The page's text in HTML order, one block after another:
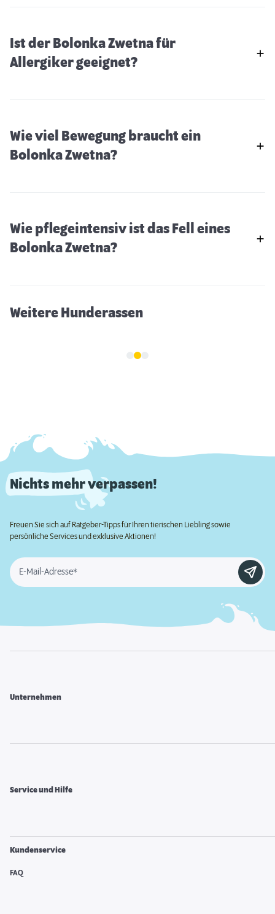
Ist der Bolonka Zwetna für
Allergiker geeignet?
Wie viel Bewegung braucht ein
Bolonka Zwetna?
Wie pflegeintensiv ist das Fell eines
Bolonka Zwetna?
Weitere Hunderassen
Komondor
Nichts mehr verpassen!
Freuen Sie sich auf Ratgeber-Tipps für Ihren tierischen Liebling sowie
persönliche Services und exklusive Aktionen!
E-Mail-Adresse*
Unternehmen
Service und Hilfe
Kundenservice
FAQ